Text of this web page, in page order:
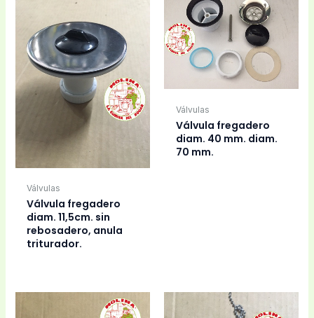
Válvulas
Válvula fregadero
diam. 11,5cm. sin
rebosadero, anula
triturador.
Válvulas
Válvula fregadero
diam. 40 mm. diam.
70 mm.